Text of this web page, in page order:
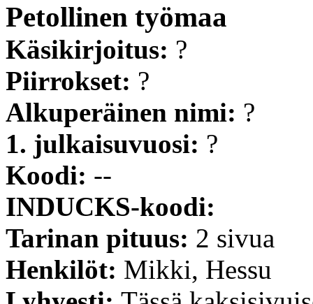
Petollinen työmaa
Käsikirjoitus: ?
Piirrokset: ?
Alkuperäinen nimi: ?
1. julkaisuvuosi: ?
Koodi: --
INDUCKS-koodi:
Tarinan pituus: 2 sivua
Henkilöt: Mikki, Hessu